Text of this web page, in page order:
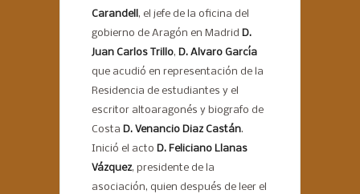
Carandell , el jefe de la oficina del
gobierno de Aragón en Madrid D.
Juan Carlos Trillo, D. Alvaro García
que acudió en representación de la
Residencia de estudiantes y el
escritor altoaragonés y biografo de
Costa D. Venancio Diaz Castán.
Inició el acto D. Feliciano Llanas
Vázquez, presidente de la
asociación, quien después de leer el